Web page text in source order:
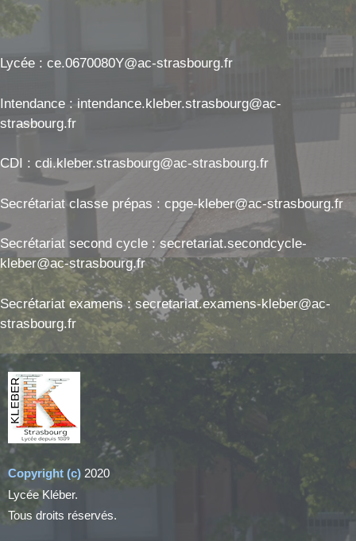
Lycée : ce.0670080Y@ac-strasbourg.fr
Intendance : intendance.kleber.strasbourg@ac-
strasbourg.fr
CDI : cdi.kleber.strasbourg@ac-strasbourg.fr
Secrétariat classe prépas : cpge-kleber@ac-strasbourg.fr
Secrétariat second cycle : secretariat.secondcycle-
kleber@ac-strasbourg.fr
Secrétariat examens : secretariat.examens-kleber@ac-
strasbourg.fr
Copyright (c) 2020
Lycée Kléber.
Tous droits réservés.